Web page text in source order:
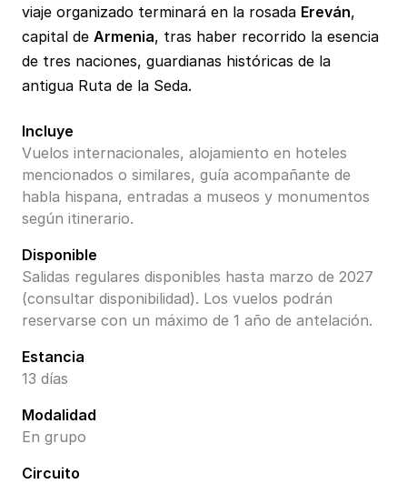
viaje organizado terminará en la rosada Ereván,
capital de Armenia, tras haber recorrido la esencia
de tres naciones, guardianas históricas de la
antigua Ruta de la Seda.
Incluye
Vuelos internacionales, alojamiento en hoteles
mencionados o similares, guía acompañante de
habla hispana, entradas a museos y monumentos
según itinerario.
Disponible
Salidas regulares disponibles hasta marzo de 2027
(consultar disponibilidad). Los vuelos podrán
reservarse con un máximo de 1 año de antelación.
Estancia
13 días
Modalidad
En grupo
Circuito